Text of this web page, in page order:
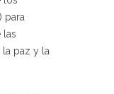
para
las
la paz y la